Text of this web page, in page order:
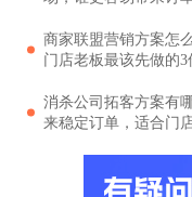
商家联盟营销方案怎
门店老板最该先做的3
消杀公司拓客方案有
来稳定订单，适合门